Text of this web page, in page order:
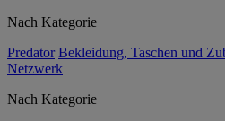
Nach Kategorie
Predator Bekleidung, Taschen und
Netzwerk
Nach Kategorie